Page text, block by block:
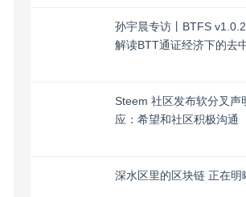
孙宇晨专访丨BTFS
解读BTT通证经济下的去
Steem 社区发布软分叉声
应：希望和社区积极沟通
深水区里的区块链 正在明